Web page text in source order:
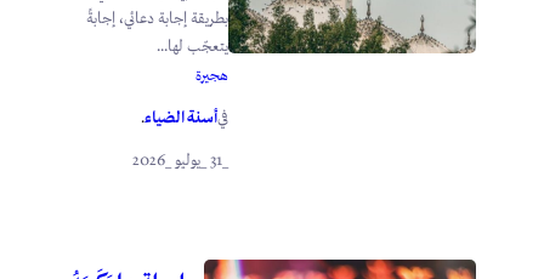
بطريقة إجابة دعائي، إجابةً
يتعجّب لها...
هجيرة
فيأسنة الضياء.